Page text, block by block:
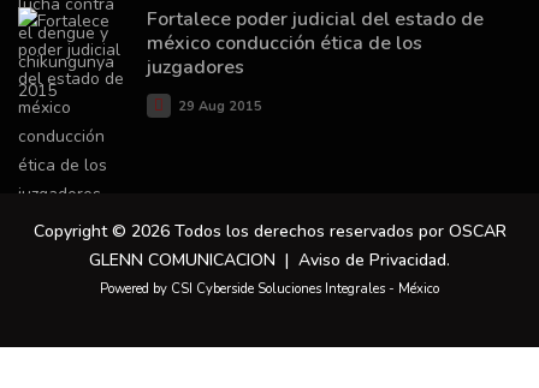
Fortalece poder judicial del estado de
méxico conducción ética de los
juzgadores
29 Aug 2015
Copyright © 2026 Todos los derechos reservados por OSCAR
GLENN COMUNICACION | Aviso de Privacidad.
Powered by CSI Cyberside Soluciones Integrales - México